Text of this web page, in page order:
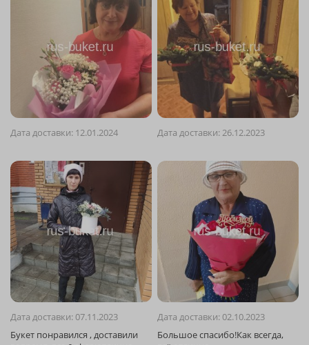
Дата доставки: 12.01.2024 Дата доставки: 26.12.2023
Дата доставки: 07.11.2023 Дата доставки: 02.10.2023